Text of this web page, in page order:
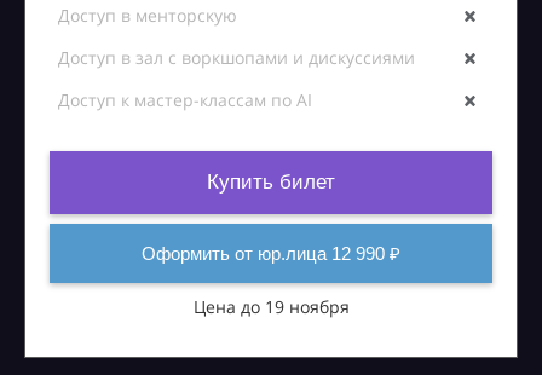
Доступ в менторскую
Доступ в зал с воркшопами и дискуссиями
Доступ к мастер-классам по AI
Купить билет
Оформить от юр.лица 12 990 ₽
Цена до 19 ноября